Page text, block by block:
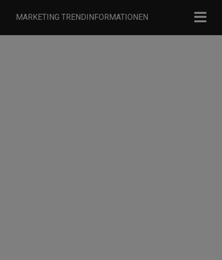
MARKETING TRENDINFORMATIONEN